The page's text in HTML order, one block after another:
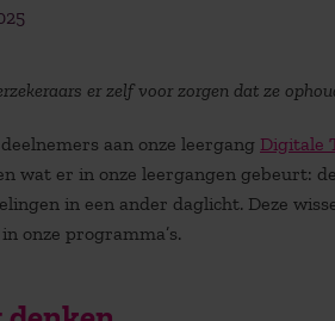
er zelf voor zorgen dat ze
aan onze leergang Digitale
wat er in onze leergangen gebeurt:
in een ander daglicht. Deze
onze programma’s.